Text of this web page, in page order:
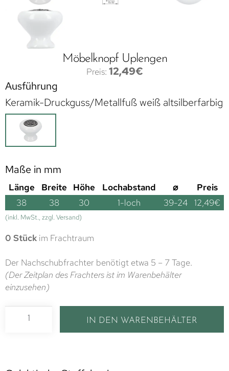
Möbelknopf Uplengen
12,49€
Ausführung
Keramik-Druckguss/Metallfuß weiß altsilberfarbig
Maße in mm
Länge Breite Höhe Lochabstand ⌀
Preis
38
38 30 1-loch 39-24 12,49€
(inkl. MwSt., zzgl. Versand)
0 Stück im Frachtraum
Der Nachschubfrachter benötigt etwa 5 – 7 Tage.
(Der Zeitplan des Frachters ist im Warenbehälter
einzusehen)
IN DEN WARENBEHÄLTER